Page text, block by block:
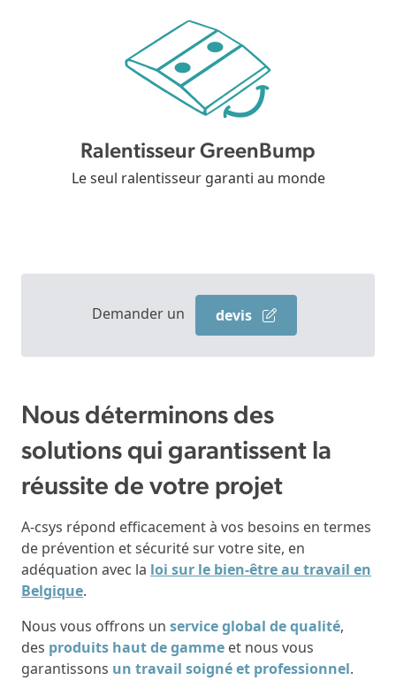
Ralentisseur GreenBump
Le seul ralentisseur garanti au monde
Demander un devis
Nous déterminons des
solutions qui garantissent la
réussite de votre projet
A-csys répond efficacement à vos besoins en termes
de prévention et sécurité sur votre site, en
adéquation avec la loi sur le bien-être au travail en
Belgique.
Nous vous offrons un service global de qualité,
des produits haut de gamme et nous vous
garantissons un travail soigné et professionnel.